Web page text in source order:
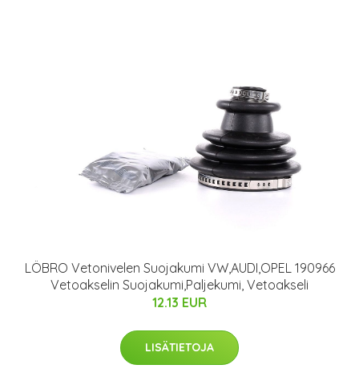
LÖBRO Vetonivelen Suojakumi VW,AUDI,OPEL 190966
Vetoakselin Suojakumi,Paljekumi, Vetoakseli
12.13 EUR
LISÄTIETOJA